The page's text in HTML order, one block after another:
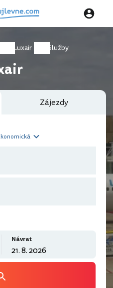
Luxair Služby
Zájezdy
Návrat